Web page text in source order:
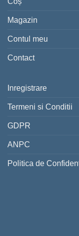
Magazin
Contul meu
Contact
Inregistrare
Termeni si Conditii
GDPR
ANPC
Politica de